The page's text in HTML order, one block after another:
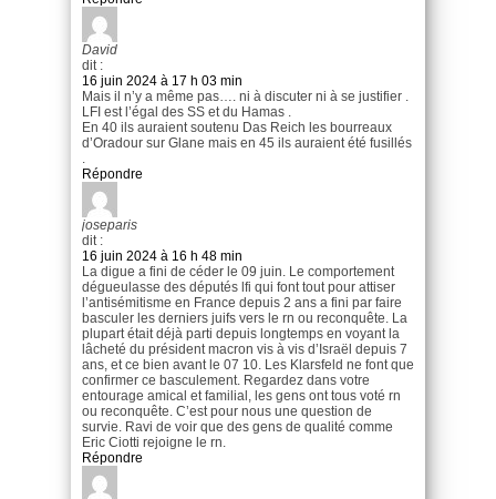
David
dit :
16 juin 2024 à 17 h 03 min
Mais il n’y a même pas…. ni à discuter ni à se justifier .
LFI est l’égal des SS et du Hamas .
En 40 ils auraient soutenu Das Reich les bourreaux
d’Oradour sur Glane mais en 45 ils auraient été fusillés
.
Répondre
joseparis
dit :
16 juin 2024 à 16 h 48 min
La digue a fini de céder le 09 juin. Le comportement
dégueulasse des députés lfi qui font tout pour attiser
l’antisémitisme en France depuis 2 ans a fini par faire
basculer les derniers juifs vers le rn ou reconquête. La
plupart était déjà parti depuis longtemps en voyant la
lâcheté du président macron vis à vis d’Israël depuis 7
ans, et ce bien avant le 07 10. Les Klarsfeld ne font que
confirmer ce basculement. Regardez dans votre
entourage amical et familial, les gens ont tous voté rn
ou reconquête. C’est pour nous une question de
survie. Ravi de voir que des gens de qualité comme
Eric Ciotti rejoigne le rn.
Répondre